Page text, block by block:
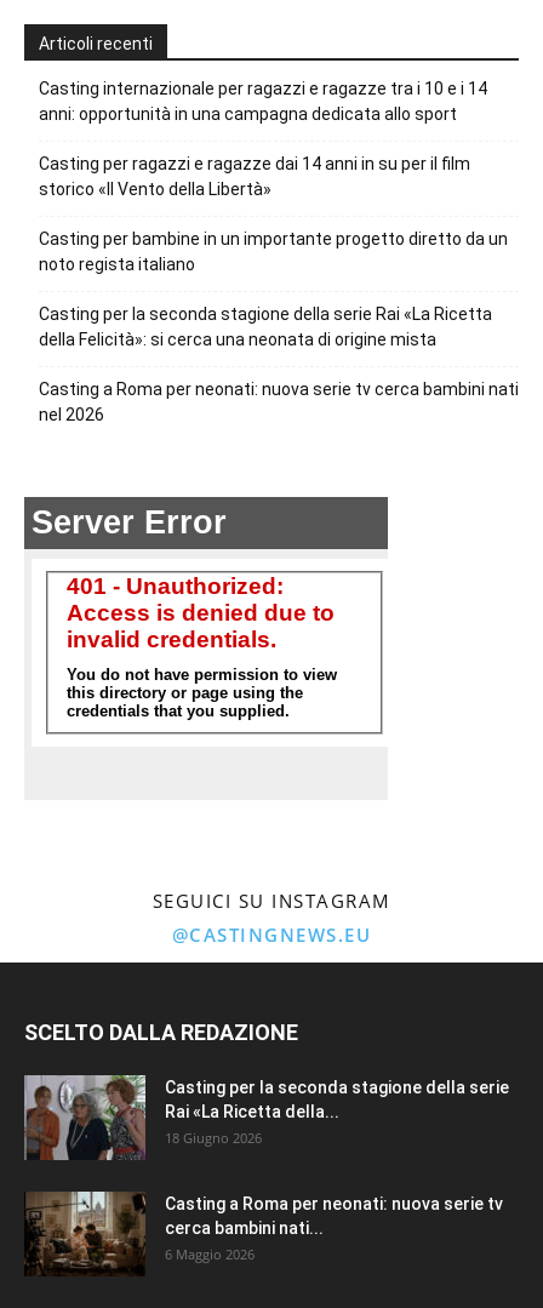
Articoli recenti
Casting internazionale per ragazzi e ragazze tra i 10 e i 14
anni: opportunità in una campagna dedicata allo sport
Casting per ragazzi e ragazze dai 14 anni in su per il film
storico «Il Vento della Libertà»
Casting per bambine in un importante progetto diretto da un
noto regista italiano
Casting per la seconda stagione della serie Rai «La Ricetta
della Felicità»: si cerca una neonata di origine mista
Casting a Roma per neonati: nuova serie tv cerca bambini nati
nel 2026
SEGUICI SU INSTAGRAM
@CASTINGNEWS.EU
SCELTO DALLA REDAZIONE
Casting per la seconda stagione della serie
Rai «La Ricetta della...
18 Giugno 2026
Casting a Roma per neonati: nuova serie tv
cerca bambini nati...
6 Maggio 2026